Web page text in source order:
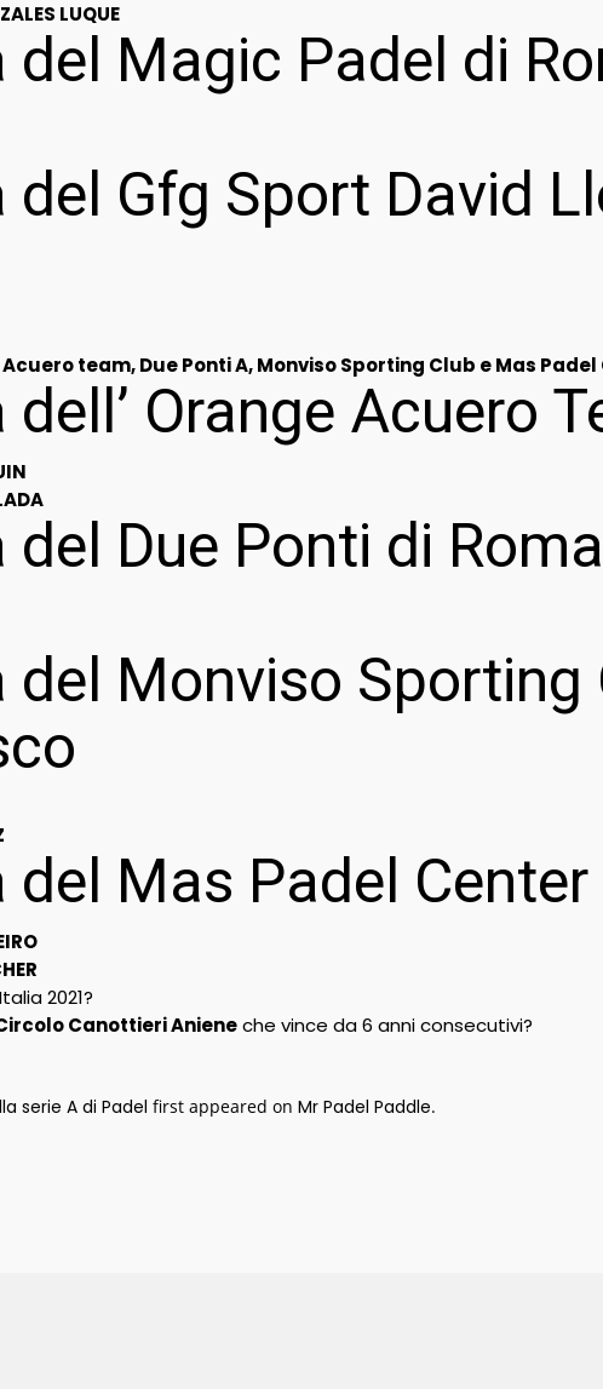
LUQUE
del Magic Padel di
del Gfg Sport David
team, Due Ponti A, Monviso Sporting Club e Mas
dell’ Orange Acuero
del Due Ponti di Roma
del Monviso Sporting
del Mas Padel
2021?
Canottieri Anieneche vince da 6 anni consecutivi?
serie A di Padel first appeared on Mr Padel Paddle.